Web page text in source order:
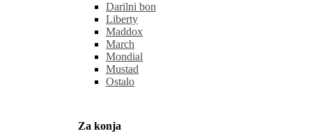
Darilni bon
Liberty
Maddox
March
Mondial
Mustad
Ostalo
Za konja